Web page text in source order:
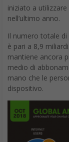
iniziato a
nell’ultimo anno.
Il numero totale
è pari a 8,9
mantiene ancora
medio di
mano che le
dispositivo.